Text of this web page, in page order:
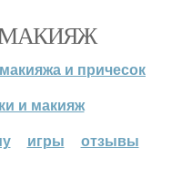
МАКИЯЖ
и причесок
и макияж
игры отзывы